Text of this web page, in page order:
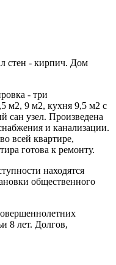
стен - кирпич. Дом
- три
м2, 9 м2, кухня 9,5 м2 с
сан узел. Произведена
и канализации.
всей квартире,
готова к ремонту.
находятся
общественного
8 лет. Долгов,